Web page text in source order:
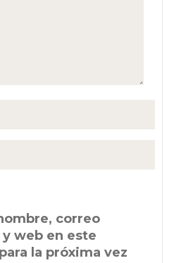
correo
web en este
la próxima vez